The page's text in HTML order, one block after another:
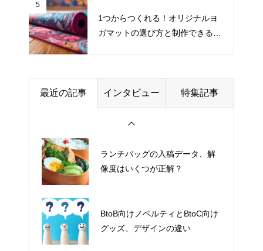
5
1つからつくれる！オリジナルヨ
ガマットの選び方と制作できるお
最近の記事 インタビュー 特集記事
社員Tシャツ、どう活かす？ブラ
周年イベントの企画担当者が押
ランチバッグの入稿データ、解
像度はいくつが正解？
BtoB向けノベルティとBtoC向け
グッズ、デザインの違い